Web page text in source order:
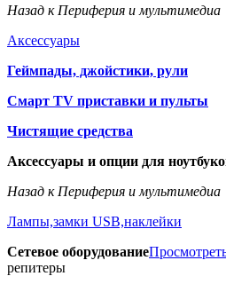
Назад к Периферия и мультимедиа
Аксессуары
Геймпады, джойстики, рули
Смарт TV приставки и пульты
Чистящие средства
Аксессуары и опции для
Назад к Периферия и мультимедиа
Лампы,замки USB,наклейки
Сетевое оборудование
репитеры